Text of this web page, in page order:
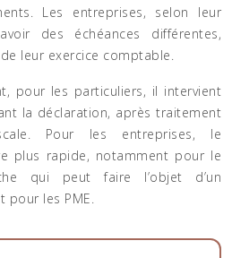
Les entreprises, selon leur
des échéances différentes,
leur exercice comptable.
pour les particuliers, il intervient
la déclaration, après traitement
Pour les entreprises, le
plus rapide, notamment pour le
qui peut faire l’objet d’un
pour les PME.